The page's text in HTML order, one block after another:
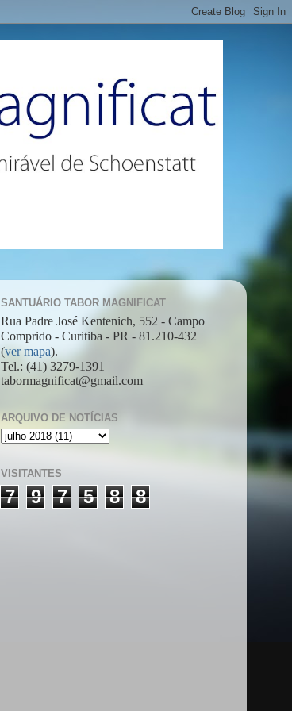
SANTUÁRIO TABOR MAGNIFICAT
Rua Padre José Kentenich, 552 - Campo
Comprido - Curitiba - PR - 81.210-432
(ver mapa).
Tel.: (41) 3279-1391
tabormagnificat@gmail.com
ARQUIVO DE NOTÍCIAS
VISITANTES
7 9 7 5 8 8